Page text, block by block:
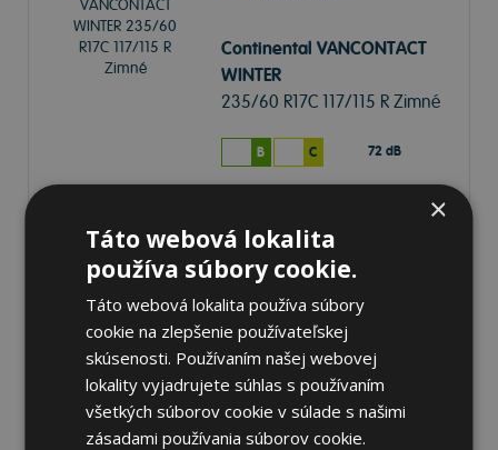
Continental VANCONTACT
WINTER
235/60 R17C 117/115 R Zimné
B C 72 dB
K odberu na 17 pobočkách
235,42 € ks
Pneumatiky
×
Táto webová lokalita
používa súbory cookie.
Táto webová lokalita používa súbory
cookie na zlepšenie používateľskej
skúsenosti. Používaním našej webovej
lokality vyjadrujete súhlas s používaním
všetkých súborov cookie v súlade s našimi
zásadami používania súborov cookie.